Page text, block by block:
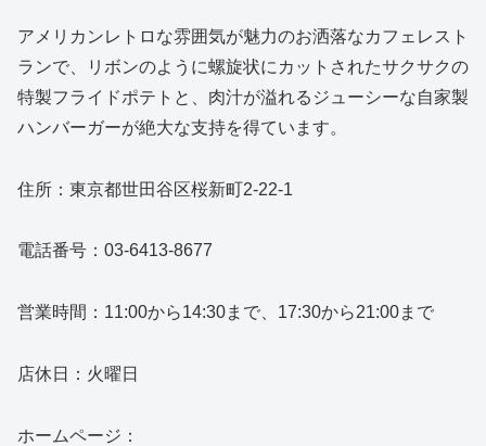
アメリカンレトロな雰囲気が魅力のお洒落なカフェレスト
ランで、リボンのように螺旋状にカットされたサクサクの
特製フライドポテトと、肉汁が溢れるジューシーな自家製
ハンバーガーが絶大な支持を得ています。
住所：東京都世田谷区桜新町2-22-1
電話番号：03-6413-8677
営業時間：11:00から14:30まで、17:30から21:00まで
店休日：火曜日
ホームページ：